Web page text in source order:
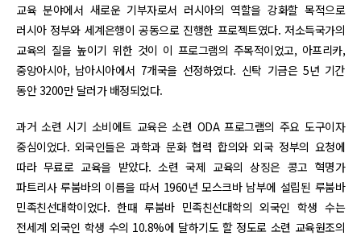
교육 분야에서 새로운 기부자로서 러시아의 역할을 강화할 목적으로
러시아 정부와 세계은행이 공동으로 진행한 프로젝트였다. 저소득국가의
교육의 질을 높이기 위한 것이 이 프로그램의 주목적이었고, 아프리카,
중앙아시아, 남아시아에서 7개국을 선정하였다. 신탁 기금은 5년 기간
동안 3200만 달러가 배정되었다.
과거 소련 시기 소비에트 교육은 소련 ODA 프로그램의 주요 도구이자
중심이었다. 외국인들은 과학과 문화 협력 합의와 외국 정부의 요청에
따라 무료로 교육을 받았다. 소련 국제 교육의 상징은 콩고 혁명가
파트리사 루붐바의 이름을 따서 1960년 모스크바 남부에 설립된 루붐바
민족친선대학이었다. 한때 루붐바 민족친선대학의 외국인 학생 수는
전세계 외국인 학생 수의 10.8%에 달하기도 할 정도로 소련 교육원조의